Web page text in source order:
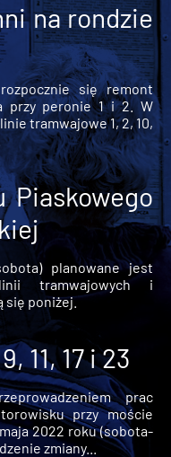
na rondzie
się remont
przy peronie 1 i 2. W
tramwajowe 1, 2, 10,
Piaskowego
planowane jest
tramwajowych i
się poniżej.
11, 17 i 23
prac
przy moście
2022 roku (sobota-
zmiany...